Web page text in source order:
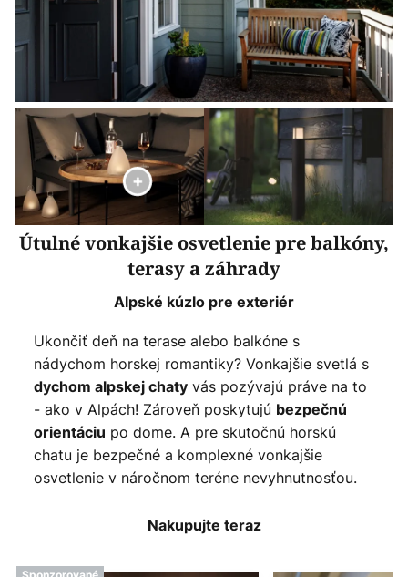
Útulné vonkajšie osvetlenie pre balkóny,
terasy a záhrady
Alpské kúzlo pre exteriér
Ukončiť deň na terase alebo balkóne s
nádychom horskej romantiky? Vonkajšie svetlá s
dychom alpskej chatyvás pozývajú práve na to
- ako v Alpách! Zároveň poskytujú bezpečnú
orientáciu po dome. A pre skutočnú horskú
chatu je bezpečné a komplexné vonkajšie
osvetlenie v náročnom teréne nevyhnutnosťou.
Nakupujte teraz